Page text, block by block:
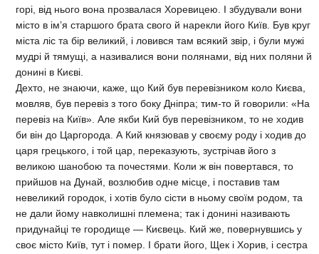
горі, від нього вона прозвалася Хоревицею. І збудували вони
місто в ім’я старшого брата свого й нарекли його Київ. Був круг
міста ліс та бір великий, і ловився там всякий звір, і були мужі
мудрі й тямущі, а називалися вони полянами, від них поляни й
донині в Києві.
Дехто, не знаючи, каже, що Кий був перевізником коло Києва,
мовляв, був перевіз з того боку Дніпра; тим-то й говорили: «На
перевіз на Київ». Але якби Кий був перевізником, то не ходив
би він до Царгорода. А Кий князював у своєму роду і ходив до
царя грецького, і той цар, переказують, зустрічав його з
великою шанобою та почестями. Коли ж він повертався, то
прийшов на Дунай, возлюбив одне місце, і поставив там
невеликий городок, і хотів було сісти в ньому своїм родом, та
не дали йому навколишні племена; так і донині називають
придунайці те городище — Києвець. Кий же, повернувшись у
своє місто Київ, тут і помер. І брати його, Щек і Хорив, і сестра